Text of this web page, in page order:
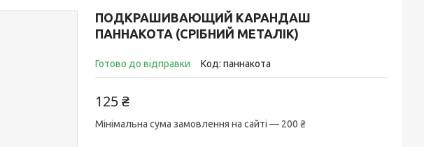
ПОДКРАШИВАЮЩИЙ КАРАНДАШ
ПАННАКОТА (СРІБНИЙ МЕТАЛІК)
Готово до відправки Код: паннакота
125 ₴
Мінімальна сума замовлення на сайті — 200 ₴